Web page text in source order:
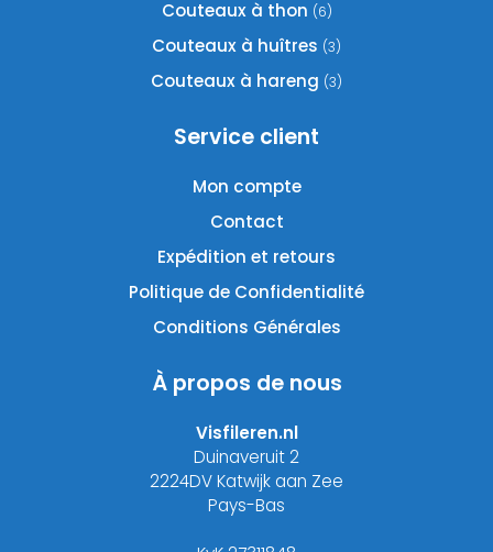
Couteaux à thon (6)
Couteaux à huîtres (3)
Couteaux à hareng (3)
Service client
Mon compte
Contact
Expédition et retours
Politique de Confidentialité
Conditions Générales
À propos de nous
Visfileren.nl
Duinaveruit 2
2224DV Katwijk aan Zee
Pays-Bas